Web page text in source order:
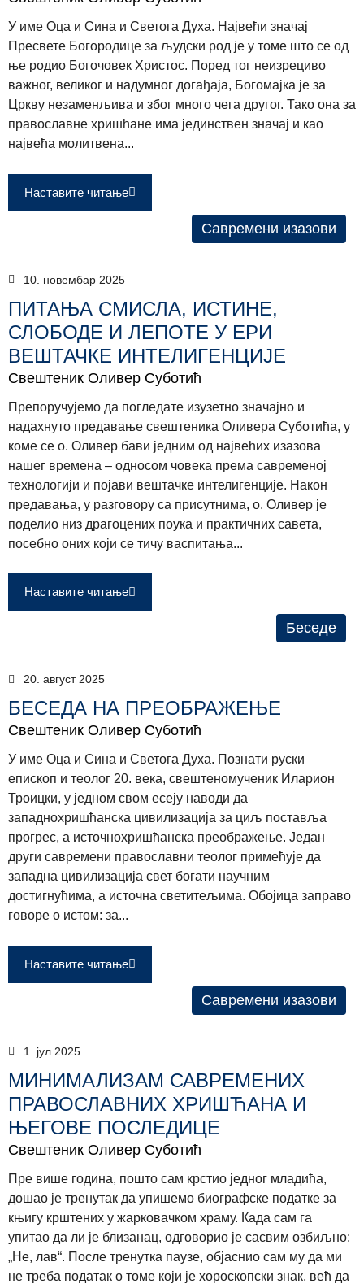
У име Оца и Сина и Светога Духа. Највећи значај
Пресвете Богородице за људски род је у томе што се од
ње родио Богочовек Христос. Поред тог неизрециво
важног, великог и надумног догађаја, Богомајка је за
Цркву незаменљива и због много чега другог. Тако она за
православне хришћане има јединствен значај и као
највећа молитвена...
Наставите читање
Савремени изазови
10. новембар 2025
ПИТАЊА СМИСЛА, ИСТИНЕ,
СЛОБОДЕ И ЛЕПОТЕ У ЕРИ
ВЕШТАЧКЕ ИНТЕЛИГЕНЦИЈЕ
Свештеник Оливер Суботић
Препоручујемо да погледате изузетно значајно и
надахнуто предавање свештеника Оливера Суботића, у
коме се о. Оливер бави једним од највећих изазова
нашег времена – односом човека према савременој
технологији и појави вештачке интелигенције. Након
предавања, у разговору са присутнима, о. Оливер је
поделио низ драгоцених поука и практичних савета,
посебно оних који се тичу васпитања...
Наставите читање
Беседе
20. август 2025
БЕСЕДА НА ПРЕОБРАЖЕЊЕ
Свештеник Оливер Суботић
У име Оца и Сина и Светога Духа. Познати руски
епископ и теолог 20. века, свештеномученик Иларион
Троицки, у једном свом есеју наводи да
западнохришћанска цивилизација за циљ поставља
прогрес, а источнохришћанска преображење. Један
други савремени православни теолог примећује да
западна цивилизација свет богати научним
достигнућима, а источна светитељима. Обојица заправо
говоре о истом: за...
Наставите читање
Савремени изазови
1. јул 2025
МИНИМАЛИЗАМ САВРЕМЕНИХ
ПРАВОСЛАВНИХ ХРИШЋАНА И
ЊЕГОВЕ ПОСЛЕДИЦЕ
Свештеник Оливер Суботић
Пре више година, пошто сам крстио једног младића,
дошао је тренутак да упишемо биографске податке за
књигу крштених у жарковачком храму. Када сам га
упитао да ли је близанац, одговорио је сасвим озбиљно:
„Не, лав“. После тренутка паузе, објаснио сам му да ми
не треба податак о томе који је хороскопски знак, већ да